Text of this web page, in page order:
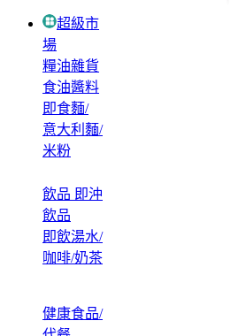
超級市
場
糧油雜貨
食油醬料
即食麵/
意大利麵/
米粉
飲品 即沖
飲品
即飲湯水/
咖啡/奶茶
健康食品/